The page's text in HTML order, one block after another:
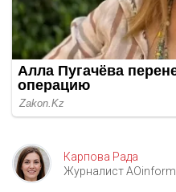
Карпова Рада
Журналист AOinform